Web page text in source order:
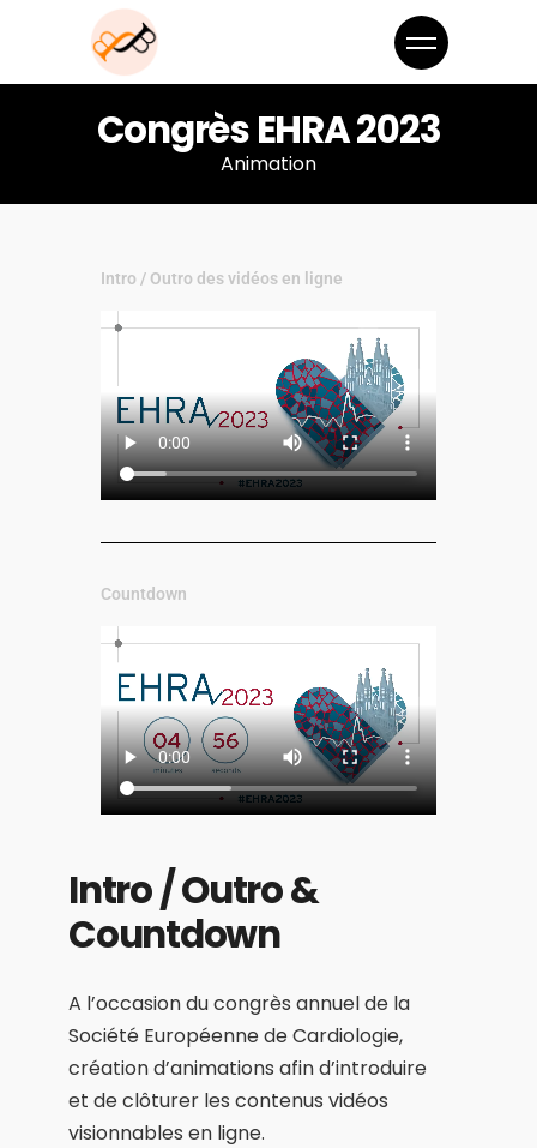
Congrès EHRA 2023
Animation
Intro / Outro des vidéos en ligne
Countdown
Intro / Outro &
Countdown
A l’occasion du congrès annuel de la
Société Européenne de Cardiologie,
création d’animations afin d’introduire
et de clôturer les contenus vidéos
visionnables en ligne.